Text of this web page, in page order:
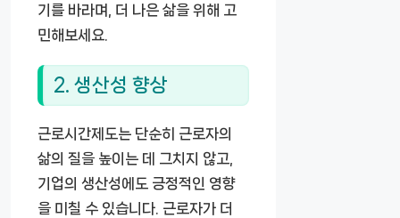
기를 바라며, 더 나은 삶을 위해 고
민해보세요.
2. 생산성 향상
근로시간제도는 단순히 근로자의
삶의 질을 높이는 데 그치지 않고,
기업의 생산성에도 긍정적인 영향
을 미칠 수 있습니다. 근로자가 더